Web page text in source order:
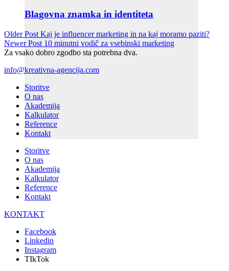
Blagovna znamka in identiteta
Older Post Kaj je influencer marketing in na kaj moramo paziti?
Newer Post 10 minutni vodič za vsebinski marketing
Za vsako dobro zgodbo sta potrebna dva.
info@kreativna-agencija.com
Storitve
O nas
Akademija
Kalkulator
Reference
Kontakt
Storitve
O nas
Akademija
Kalkulator
Reference
Kontakt
KONTAKT
Facebook
Linkedin
Instagram
TIkTok